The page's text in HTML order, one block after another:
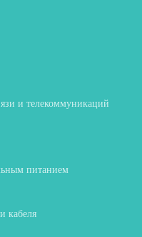
и телекоммуникаций
питанием
кабеля